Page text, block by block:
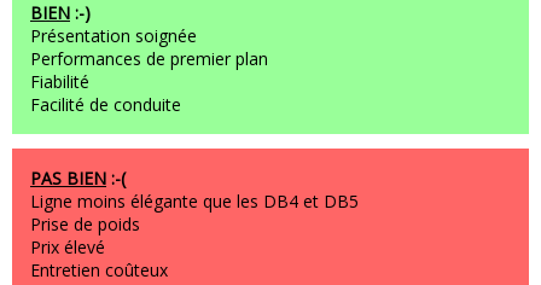
BIEN :-)
Présentation soignée
Performances de premier plan
Fiabilité
Facilité de conduite
PAS BIEN :-(
Ligne moins élégante que les DB4 et DB5
Prise de poids
Prix élevé
Entretien coûteux